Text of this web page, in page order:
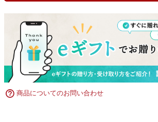
商品についてのお問い合わせ